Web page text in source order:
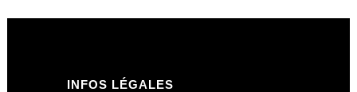
INFOS LÉGALES